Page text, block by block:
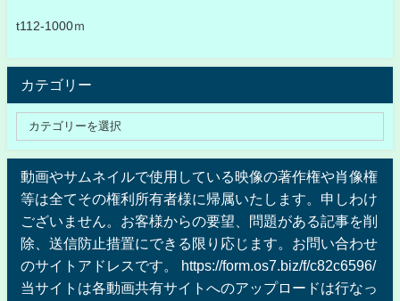
t112-1000ｍ
カテゴリー
動画やサムネイルで使用している映像の著作権や肖像権
等は全てその権利所有者様に帰属いたします。申しわけ
ございません。お客様からの要望、問題がある記事を削
除、送信防止措置にできる限り応じます。お問い合わせ
のサイトアドレスです。 https://form.os7.biz/f/c82c6596/
当サイトは各動画共有サイトへのアップロードは行なっ